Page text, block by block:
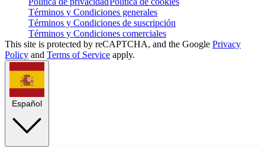
Términos y Condiciones generales
Términos y Condiciones de suscripción
Términos y Condiciones comerciales
This site is protected by reCAPTCHA, and the Google Privacy
Policy and Terms of Service apply.
Español